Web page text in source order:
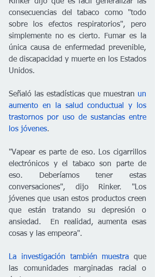
consecuencias del tabaco como "todo
sobre los efectos respiratorios", pero
simplemente no es cierto. Fumar es la
única causa de enfermedad prevenible,
de discapacidad y muerte en los Estados
Unidos.
Señaló las estadísticas que muestran un
aumento en la salud conductual y los
trastornos por uso de sustancias entre
los jóvenes.
"Vapear es parte de eso. Los cigarrillos
electrónicos y el tabaco son parte de
eso. Deberíamos tener estas
conversaciones", dijo Rinker. "Los
jóvenes que usan estos productos creen
que están tratando su depresión o
ansiedad.  En realidad, aumenta esas
cosas y las empeora".
La investigación también muestra que
las comunidades marginadas racial o